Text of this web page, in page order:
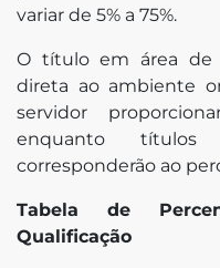
variar de 5% a 75%.
O título em área de
direta ao ambiente
servidor
enquanto
corresponderão ao
Tabela de
Qualificação